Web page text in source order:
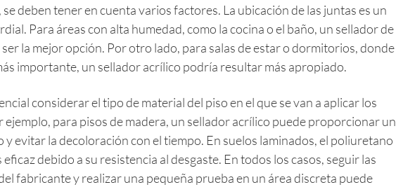
deben tener en cuenta varios factores. La ubicación de las juntas es un
Para áreas con alta humedad, como la cocina o el baño, un sellador de
la mejor opción. Por otro lado, para salas de estar o dormitorios, donde
importante, un sellador acrílico podría resultar más apropiado.
considerar el tipo de material del piso en el que se van a aplicar los
ejemplo, para pisos de madera, un sellador acrílico puede proporcionar un
y evitar la decoloración con el tiempo. En suelos laminados, el poliuretano
debido a su resistencia al desgaste. En todos los casos, seguir las
fabricante y realizar una pequeña prueba en un área discreta puede